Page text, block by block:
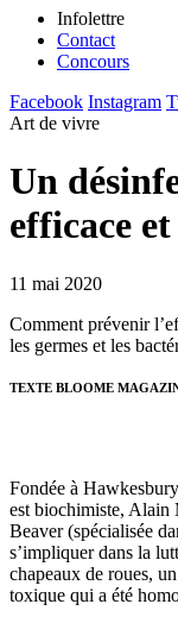
Infolettre
Contact
Concours
Facebook Instagram
Art de vivre
Un
efficace
11 mai 2020
Comment prévenir
les germes et les
TEXTE BLOOME
Fondée à
est biochimiste, Alain
Beaver (spécialisée
s’impliquer dans la
chapeaux de roues,
toxique qui a été